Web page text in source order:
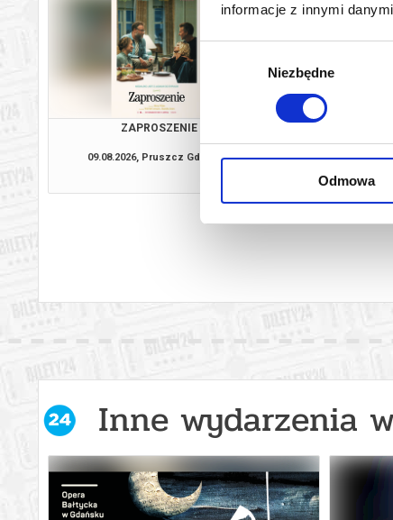
informacje z innymi
Niezbędne
Odmowa
ZAPROSZENIE
09.08.2026, Pruszcz Gdański
11.08.2026,
Inne wydarzenia